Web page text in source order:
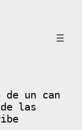
un can
las